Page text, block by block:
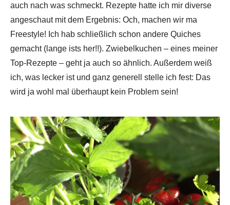
auch nach was schmeckt. Rezepte hatte ich mir diverse
angeschaut mit dem Ergebnis: Och, machen wir ma
Freestyle! Ich hab schließlich schon andere Quiches
gemacht (lange ists her!!). Zwiebelkuchen – eines meiner
Top-Rezepte – geht ja auch so ähnlich. Außerdem weiß
ich, was lecker ist und ganz generell stelle ich fest: Das
wird ja wohl mal überhaupt kein Problem sein!